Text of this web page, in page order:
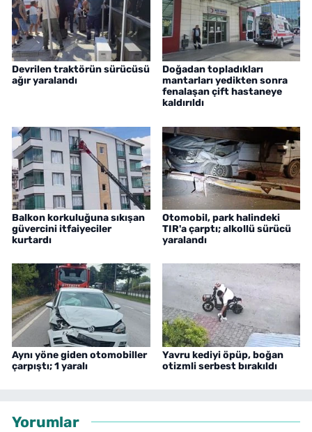
Devrilen traktörün sürücüsü
ağır yaralandı
Doğadan topladıkları
mantarları yedikten sonra
fenalaşan çift hastaneye
kaldırıldı
Balkon korkuluğuna sıkışan
güvercini itfaiyeciler
kurtardı
Otomobil, park halindeki
TIR'a çarptı; alkollü sürücü
yaralandı
Aynı yöne giden otomobiller
çarpıştı; 1 yaralı
Yavru kediyi öpüp, boğan
otizmli serbest bırakıldı
Yorumlar